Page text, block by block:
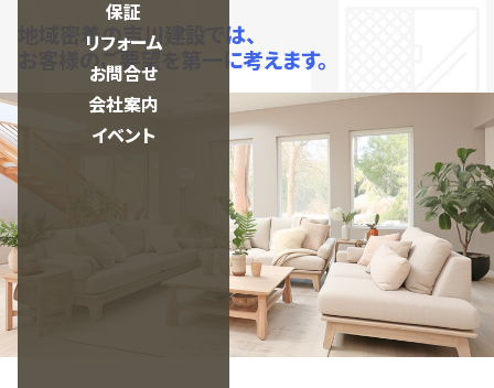
保証
リフォーム
お問合せ
会社案内
イベント
地域密着の吉川建設では、
お客様のご要望を第一に考えます。